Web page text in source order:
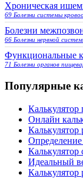
Хроническая
69 Болезни системы
Болезни
66 Болезни нервной
Функциональные
71 Болезни органов
Популярные
Калькулятор
Онлайн
Калькулятор
Определение
Идеальный
Калькулятор